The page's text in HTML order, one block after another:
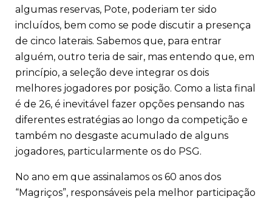
algumas reservas, Pote, poderiam ter sido
incluídos, bem como se pode discutir a presença
de cinco laterais. Sabemos que, para entrar
alguém, outro teria de sair, mas entendo que, em
princípio, a seleção deve integrar os dois
melhores jogadores por posição. Como a lista final
é de 26, é inevitável fazer opções pensando nas
diferentes estratégias ao longo da competição e
também no desgaste acumulado de alguns
jogadores, particularmente os do PSG.
No ano em que assinalamos os 60 anos dos
“Magriços”, responsáveis pela melhor participação